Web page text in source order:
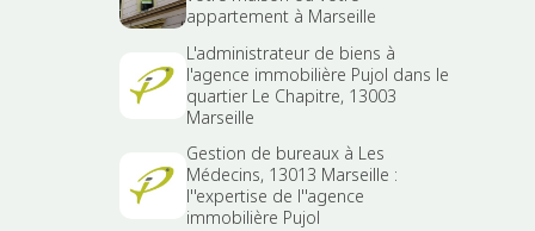
appartement à Marseille
L'administrateur de biens à
l'agence immobilière Pujol dans le
quartier Le Chapitre, 13003
Marseille
Gestion de bureaux à Les
Médecins, 13013 Marseille :
l''expertise de l''agence
immobilière Pujol